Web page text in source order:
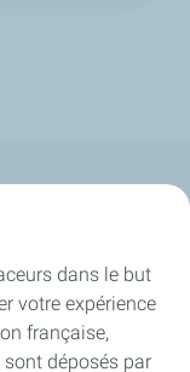
dans le but
votre expérience
française,
déposés par